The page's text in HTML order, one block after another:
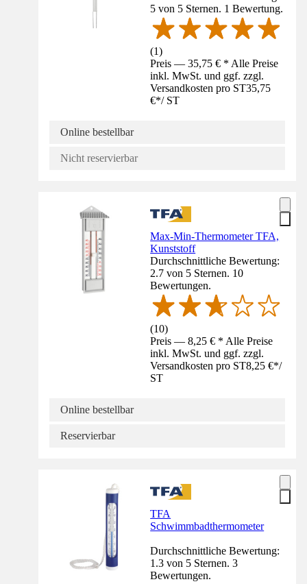
5 von 5 Sternen. 1 Bewertung.
(1)
Preis — 35,75 € * Alle Preise
inkl. MwSt. und ggf. zzgl.
Versandkosten pro ST35,75
€*/ ST
Online bestellbar
Nicht reservierbar
Max-Min-Thermometer TFA,
Kunststoff
Durchschnittliche Bewertung:
2.7 von 5 Sternen. 10
Bewertungen.
(10)
Preis — 8,25 € * Alle Preise
inkl. MwSt. und ggf. zzgl.
Versandkosten pro ST8,25 €*/
ST
Online bestellbar
Reservierbar
TFA
Schwimmbadthermometer
Durchschnittliche Bewertung:
1.3 von 5 Sternen. 3
Bewertungen.